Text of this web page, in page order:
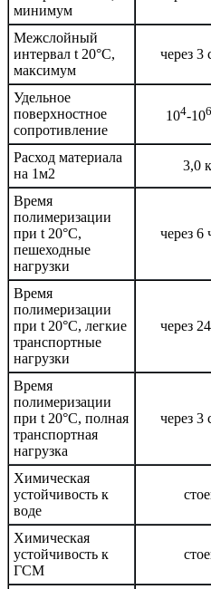
минимум
Межслойный
интервал t 20°С,
максимум
через 3
Удельное
поверхностное
сопротивление
104-106
Расход материала
на 1м2
3,0
Время
полимеризации
при t 20°C,
пешеходные
нагрузки
через 6
Время
полимеризации
при t 20°C, легкие
транспортные
нагрузки
через
Время
полимеризации
при t 20°C, полная
транспортная
нагрузка
через 3
Химическая
устойчивость к
воде
Химическая
устойчивость к
ГСМ